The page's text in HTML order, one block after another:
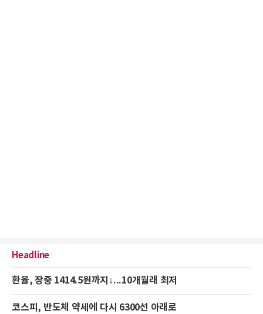
Headline
환율, 장중 1414.5원까지↓...10개월래 최저
코스피, 반도체 약세에 다시 6300선 아래로